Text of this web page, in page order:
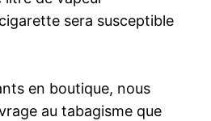
sera susceptible
en boutique, nous
au tabagisme que